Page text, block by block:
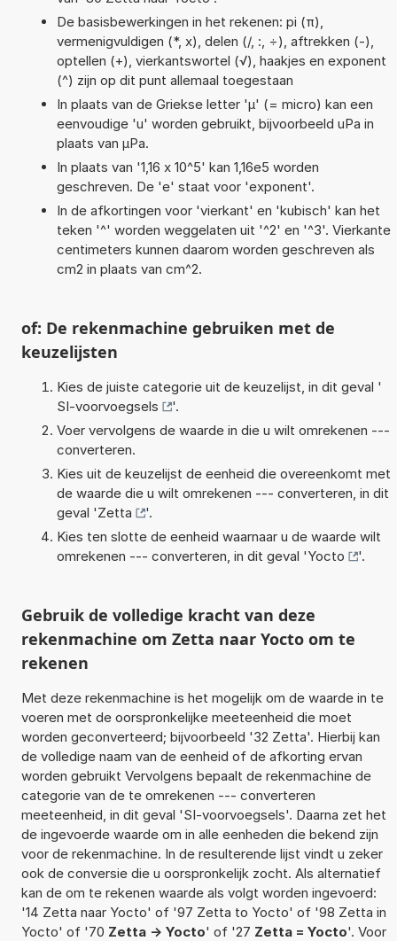
De basisbewerkingen in het rekenen: pi (π),
vermenigvuldigen (*, x), delen (/, :, ÷), aftrekken (-),
optellen (+), vierkantswortel (√), haakjes en exponent
(^) zijn op dit punt allemaal toegestaan
In plaats van de Griekse letter 'µ' (= micro) kan een
eenvoudige 'u' worden gebruikt, bijvoorbeeld uPa in
plaats van µPa.
In plaats van '1,16 x 10^5' kan 1,16e5 worden
geschreven. De 'e' staat voor 'exponent'.
In de afkortingen voor 'vierkant' en 'kubisch' kan het
teken '^' worden weggelaten uit '^2' en '^3'. Vierkante
centimeters kunnen daarom worden geschreven als
cm2 in plaats van cm^2.
of: De rekenmachine gebruiken met de
keuzelijsten
Kies de juiste categorie uit de keuzelijst, in dit geval '
SI-voorvoegsels
'.
Voer vervolgens de waarde in die u wilt omrekenen ---
converteren.
Kies uit de keuzelijst de eenheid die overeenkomt met
de waarde die u wilt omrekenen --- converteren, in dit
geval 'Zetta
'.
Kies ten slotte de eenheid waarnaar u de waarde wilt
omrekenen --- converteren, in dit geval 'Yocto '.
Gebruik de volledige kracht van deze
rekenmachine om Zetta naar Yocto om te
rekenen
Met deze rekenmachine is het mogelijk om de waarde in te
voeren met de oorspronkelijke meeteenheid die moet
worden geconverteerd; bijvoorbeeld '32 Zetta'. Hierbij kan
de volledige naam van de eenheid of de afkorting ervan
worden gebruikt Vervolgens bepaalt de rekenmachine de
categorie van de te omrekenen --- converteren
meeteenheid, in dit geval 'SI-voorvoegsels'. Daarna zet het
de ingevoerde waarde om in alle eenheden die bekend zijn
voor de rekenmachine. In de resulterende lijst vindt u zeker
ook de conversie die u oorspronkelijk zocht. Als alternatief
kan de om te rekenen waarde als volgt worden ingevoerd:
'14 Zetta naar Yocto' of '97 Zetta to Yocto' of '98 Zetta in
Yocto' of '70 Zetta -> Yocto' of '27 Zetta = Yocto'. Voor